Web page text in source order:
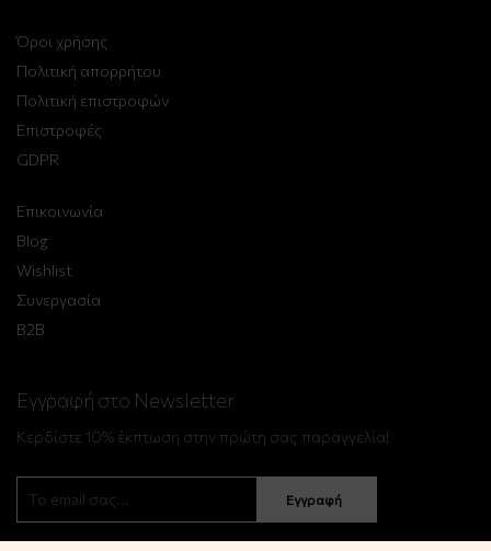
Όροι χρήσης
Πολιτική απορρήτου
Πολιτική επιστροφών
Επιστροφές
GDPR
Επικοινωνία
Blog
Wishlist
Συνεργασία
B2B
Εγγραφή στο Newsletter
Κερδίστε 10% έκπτωση στην πρώτη σας παραγγελία!
Εγγραφή